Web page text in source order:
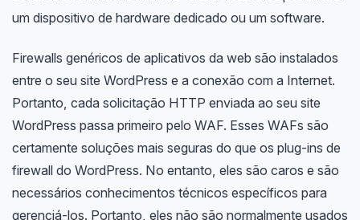
um dispositivo de hardware dedicado ou um software.
Firewalls genéricos de aplicativos da web são instalados
entre o seu site WordPress e a conexão com a Internet.
Portanto, cada solicitação HTTP enviada ao seu site
WordPress passa primeiro pelo WAF. Esses WAFs são
certamente soluções mais seguras do que os plug-ins de
firewall do WordPress. No entanto, eles são caros e são
necessários conhecimentos técnicos específicos para
gerenciá-los. Portanto, eles não são normalmente usados